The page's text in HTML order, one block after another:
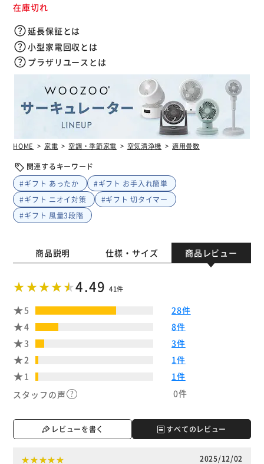
在庫切れ
延長保証とは
小型家電回収とは
プラザリユースとは
HOME 家電 空調・季節家電 空気清浄機 適用畳数
関連するキーワード
#ギフト あったか
#ギフト お手入れ簡単
#ギフト ニオイ対策
#ギフト 切タイマー
#ギフト 風量3段階
商品説明 仕様・サイズ 商品レビュー
4.49 41件
5
28件
4
8件
3
3件
2
1件
1
1件
スタッフの声
0件
レビューを書く すべてのレビュー
2025/12/02